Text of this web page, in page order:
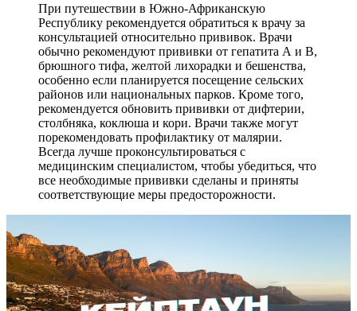
При путешествии в Южно-Африканскую
Республику рекомендуется обратиться к врачу за
консультацией относительно прививок. Врачи
обычно рекомендуют прививки от гепатита А и В,
брюшного тифа, желтой лихорадки и бешенства,
особенно если планируется посещение сельских
районов или национальных парков. Кроме того,
рекомендуется обновить прививки от дифтерии,
столбняка, коклюша и кори. Врачи также могут
порекомендовать профилактику от малярии.
Всегда лучше проконсультироваться с
медицинским специалистом, чтобы убедиться, что
все необходимые прививки сделаны и приняты
соответствующие меры предосторожности.